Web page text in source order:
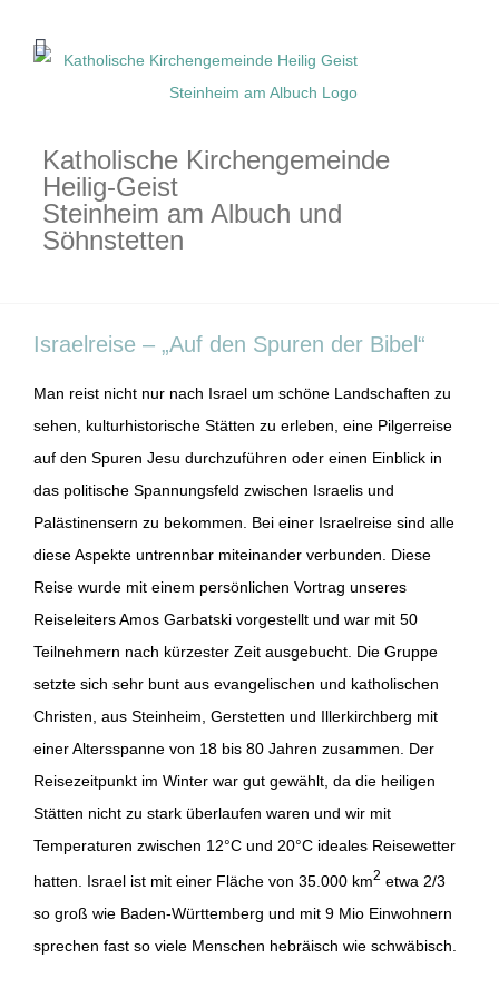
Inhalt
Katholische Kirchengemeinde
Heilig-Geist
Steinheim am Albuch und
Söhnstetten
Israelreise – „Auf den Spuren der Bibel“
Man reist nicht nur nach Israel um schöne Landschaften zu
sehen, kulturhistorische Stätten zu erleben, eine Pilgerreise
auf den Spuren Jesu durchzuführen oder einen Einblick in
das politische Spannungsfeld zwischen Israelis und
Palästinensern zu bekommen. Bei einer Israelreise sind alle
diese Aspekte untrennbar miteinander verbunden. Diese
Reise wurde mit einem persönlichen Vortrag unseres
Reiseleiters Amos Garbatski vorgestellt und war mit 50
Teilnehmern nach kürzester Zeit ausgebucht. Die Gruppe
setzte sich sehr bunt aus evangelischen und katholischen
Christen, aus Steinheim, Gerstetten und Illerkirchberg mit
einer Altersspanne von 18 bis 80 Jahren zusammen. Der
Reisezeitpunkt im Winter war gut gewählt, da die heiligen
Stätten nicht zu stark überlaufen waren und wir mit
Temperaturen zwischen 12°C und 20°C ideales Reisewetter
hatten. Israel ist mit einer Fläche von 35.000 km2 etwa 2/3
so groß wie Baden-Württemberg und mit 9 Mio Einwohnern
sprechen fast so viele Menschen hebräisch wie schwäbisch.